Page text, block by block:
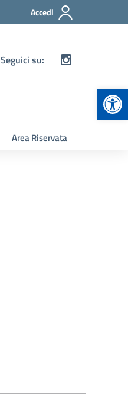
Accedi
Seguici su:
Area Riservata